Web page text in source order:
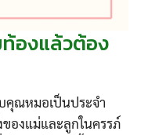
ท้องแล้วต้อง
คุณหมอเป็นประจำ
องแม่และลูกในครรภ์